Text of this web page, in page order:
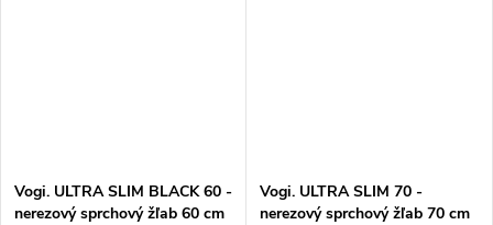
Vogi. ULTRA SLIM BLACK 60 -
nerezový sprchový žľab 60 cm
Vogi. ULTRA SLIM 70 -
nerezový sprchový žľab 70 cm